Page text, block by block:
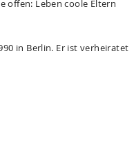
offen: Leben coole Eltern
in Berlin. Er ist verheiratet